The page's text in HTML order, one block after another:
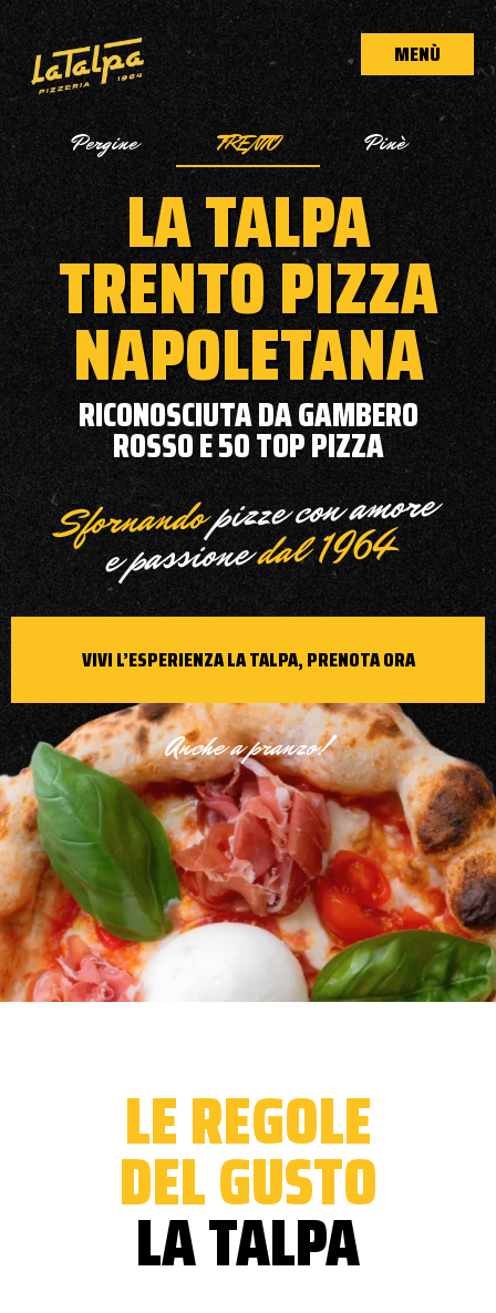
MENÙ
Pergine TRENTO Pinè
LA TALPA
TRENTO PIZZA
NAPOLETANA
RICONOSCIUTA DA GAMBERO
ROSSO E 50 TOP PIZZA
Sfornandopizze con amore
e passionedal 1964
VIVI L’ESPERIENZA LA TALPA, PRENOTA ORA
Anche a pranzo!
LE REGOLE
DEL GUSTO
LA TALPA